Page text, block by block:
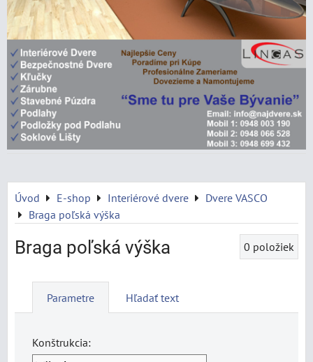
Úvod E-shop Interiérové dvere
Dvere VASCO
Braga poľská výška
Braga poľská výška 0 položiek
Parametre Hľadať text
Konštrukcia: